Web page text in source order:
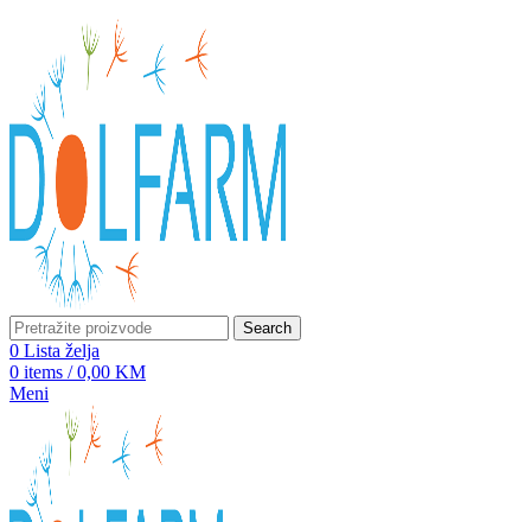
Search
0 Lista želja
0 items / 0,00 KM
Meni